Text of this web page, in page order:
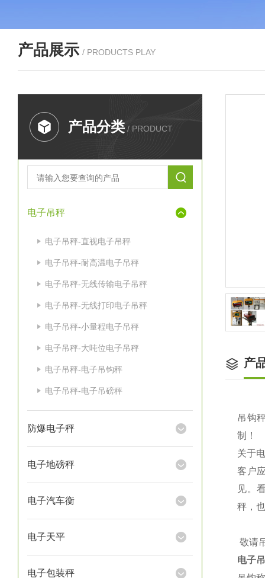
产品展示 / PRODUCTS PLAY
产品分类 / PRODUCT
电子吊秤
电子吊秤-直视电子吊秤
电子吊秤-耐高温电子吊秤
电子吊秤-无线传输电子吊秤
电子吊秤-无线打印电子吊秤
电子吊秤-小量程电子吊秤
电子吊秤-大吨位电子吊秤
电子吊秤-电子吊钩秤
电子吊秤-电子吊磅秤
防爆电子秤
电子地磅秤
电子汽车衡
电子天平
电子包装秤
产
吊钩
制！
关于
客户
见。
秤，
敬请
电子